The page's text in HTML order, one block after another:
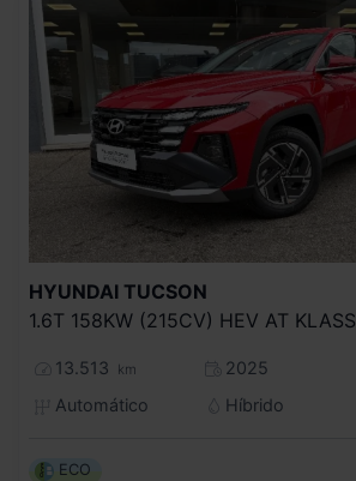
HYUNDAI TUCSON
1.6T 158KW (215CV) HEV AT KLASS
13.513 km
2025
Automático
Híbrido
ECO